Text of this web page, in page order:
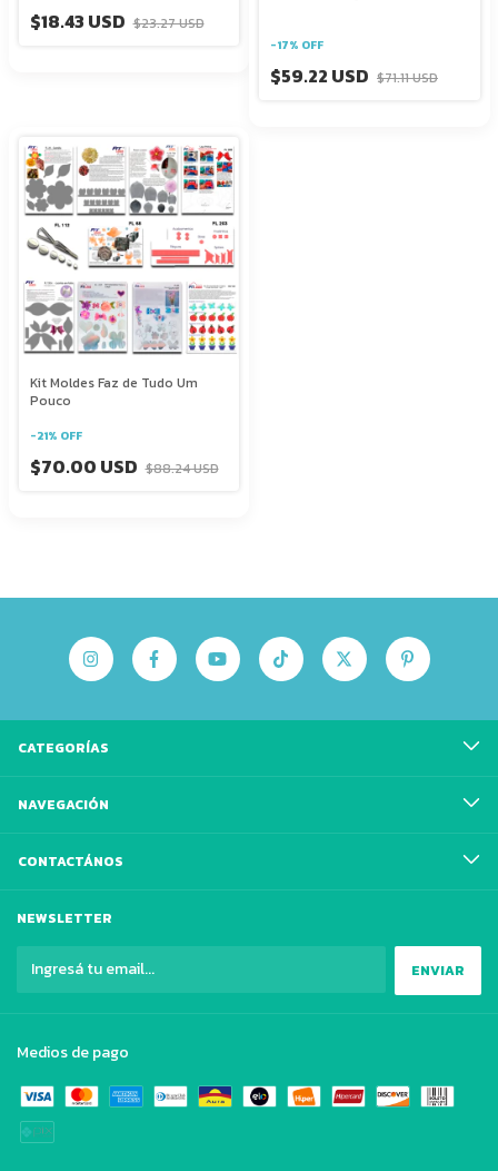
$18.43 USD $23.27 USD
-17% OFF
$59.22 USD $71.11 USD
Kit Moldes Faz de Tudo Um
Pouco
-21% OFF
$70.00 USD $88.24 USD
CATEGORÍAS
NAVEGACIÓN
CONTACTÁNOS
NEWSLETTER
Medios de pago